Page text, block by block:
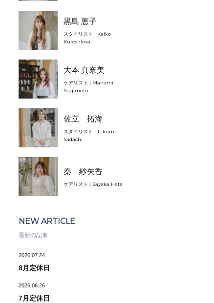
黒島 恵子
スタイリスト | Keiko
Kuroshima
大本 真奈美
ケアリスト | Manami
Sugimoto
佐立 拓海
スタイリスト | Takumi
Sadachi
秦 紗矢香
ケアリスト | Sayaka Hata
NEW ARTICLE
最新の記事
2026.07.24
8月定休日
2026.06.26
7月定休日